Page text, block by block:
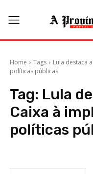
Home Tags
Lula destaca
políticas públicas
Tag: Lula
Caixa à
políticas